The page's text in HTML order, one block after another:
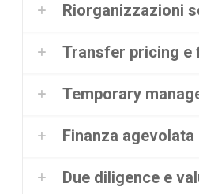
Riorganizzazioni
Transfer pricing e
Temporary
Finanza agevolata
Due diligence e